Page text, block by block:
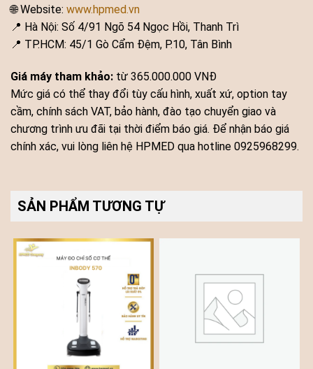
🌐 Website: www.hpmed.vn
📍 Hà Nội: Số 4/91 Ngõ 54 Ngọc Hồi, Thanh Trì
📍 TP.HCM: 45/1 Gò Cẩm Đệm, P.10, Tân Bình
Giá máy tham khảo: từ 365.000.000 VNĐ
Mức giá có thể thay đổi tùy cấu hình, xuất xứ, option tay
cầm, chính sách VAT, bảo hành, đào tạo chuyển giao và
chương trình ưu đãi tại thời điểm báo giá. Để nhận báo giá
chính xác, vui lòng liên hệ HPMED qua hotline 0925968299.
SẢN PHẨM TƯƠNG TỰ